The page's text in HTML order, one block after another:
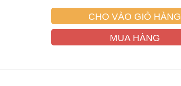
CHO VÀO GIỎ HÀNG
MUA HÀNG